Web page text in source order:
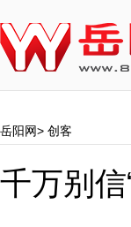
岳阳网> 创客
千万别